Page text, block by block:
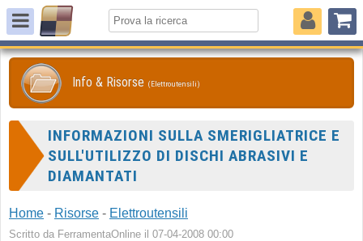
Info & Risorse (Elettroutensili)
INFORMAZIONI SULLA SMERIGLIATRICE E
SULL'UTILIZZO DI DISCHI ABRASIVI E
DIAMANTATI
Home - Risorse - Elettroutensili
Scritto da FerramentaOnline il 07-04-2008 00:00